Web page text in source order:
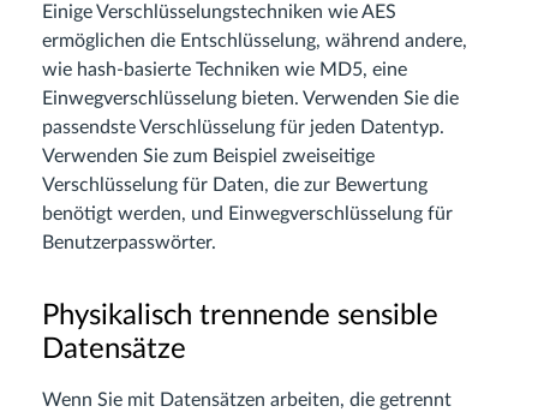
Einige Verschlüsselungstechniken wie AES
ermöglichen die Entschlüsselung, während andere,
wie hash-basierte Techniken wie MD5, eine
Einwegverschlüsselung bieten. Verwenden Sie die
passendste Verschlüsselung für jeden Datentyp.
Verwenden Sie zum Beispiel zweiseitige
Verschlüsselung für Daten, die zur Bewertung
benötigt werden, und Einwegverschlüsselung für
Benutzerpasswörter.
Physikalisch trennende sensible
Datensätze
Wenn Sie mit Datensätzen arbeiten, die getrennt